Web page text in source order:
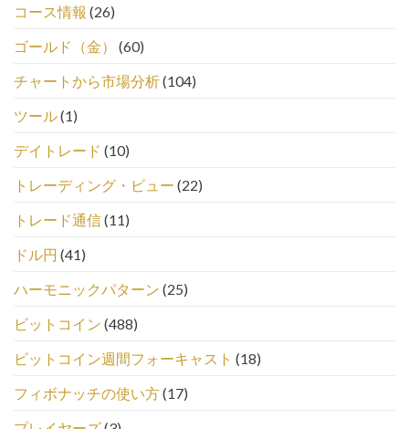
コース情報 (26)
ゴールド（金）
(60)
チャートから市場分析(104)
ツール(1)
デイトレード (10)
トレーディング・ビュー (22)
トレード通信(11)
ドル円 (41)
ハーモニックパターン (25)
ビットコイン (488)
ビットコイン週間フォーキャスト (18)
フィボナッチの使い方(17)